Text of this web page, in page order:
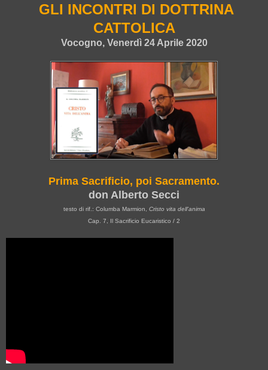
GLI INCONTRI DI DOTTRINA
CATTOLICA
Vocogno, Venerdì 24 Aprile 2020
Prima Sacrificio, poi Sacramento.
don Alberto Secci
testo di rif.: Columba Marmion, Cristo vita dell'anima
Cap. 7, Il Sacrificio Eucaristico / 2